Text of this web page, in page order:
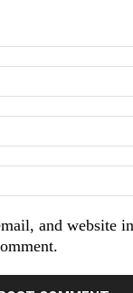
and website